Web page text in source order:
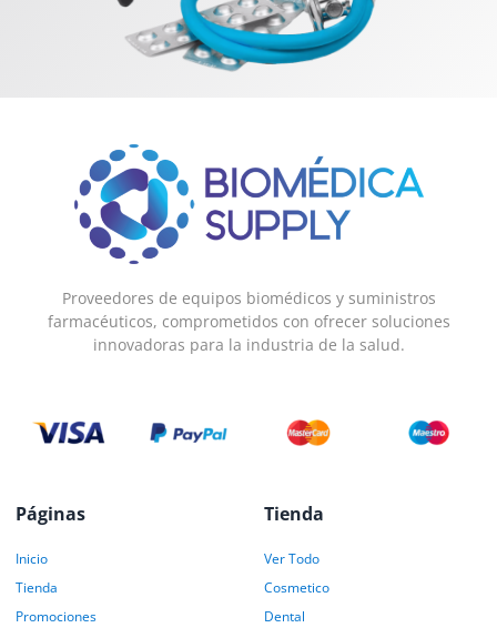
Proveedores de equipos biomédicos y suministros
farmacéuticos, comprometidos con ofrecer soluciones
innovadoras para la industria de la salud.
Páginas
Inicio
Tienda
Promociones
Tienda
Ver Todo
Cosmetico
Dental